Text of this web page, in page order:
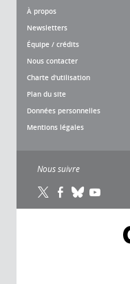
À propos
Newsletters
Équipe / crédits
Nous contacter
Charte d'utilisation
Plan du site
Données personnelles
Mentions légales
Nous suivre
des
gestion des cookies du
avec sa
site vous donne